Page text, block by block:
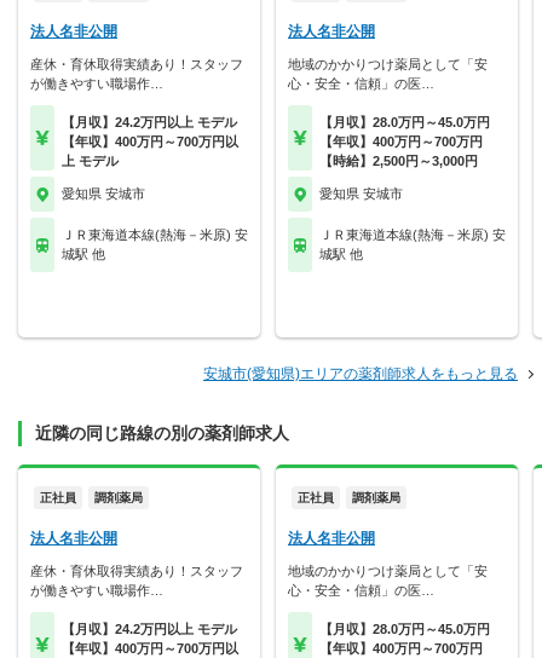
法人名非公開
産休・育休取得実績あり！スタッフ
が働きやすい職場作…
【月収】24.2万円以上 モデル
【年収】400万円～700万円以
上 モデル
愛知県 安城市
ＪＲ東海道本線(熱海－米原) 安
城駅 他
法人名非公開
地域のかかりつけ薬局として「安
心・安全・信頼」の医…
【月収】28.0万円～45.0万円
【年収】400万円～700万円
【時給】2,500円～3,000円
愛知県 安城市
ＪＲ東海道本線(熱海－米原) 安
城駅 他
安城市(愛知県)エリアの薬剤師求人をもっと見る
近隣の同じ路線の別の薬剤師求人
正社員 調剤薬局
法人名非公開
産休・育休取得実績あり！スタッフ
が働きやすい職場作…
【月収】24.2万円以上 モデル
【年収】400万円～700万円以
正社員 調剤薬局
法人名非公開
地域のかかりつけ薬局として「安
心・安全・信頼」の医…
【月収】28.0万円～45.0万円
【年収】400万円～700万円